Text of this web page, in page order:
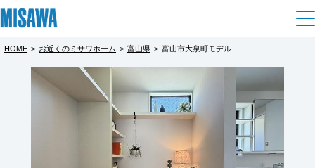
住まい
[注文住宅]
土地活用
HOME > お近くのミサワホーム > 富山県 > 富山市大泉町モデル
都道府県を選択
富山市大泉町モデル見学会実施中♪
ノイズレスやシームレスなデザインで、モダ